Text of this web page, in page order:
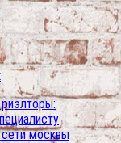
москвы